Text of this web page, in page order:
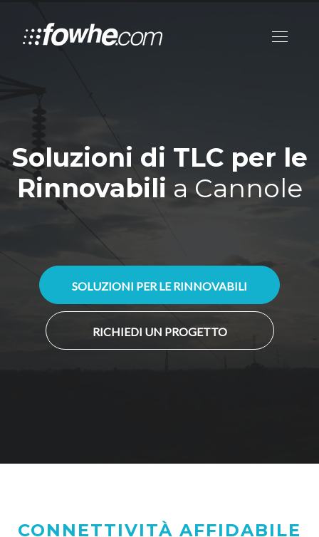
Soluzioni di TLC per le
Rinnovabili a Cannole
SOLUZIONI PER LE RINNOVABILI
RICHIEDI UN PROGETTO
CONNETTIVITÀ AFFIDABILE